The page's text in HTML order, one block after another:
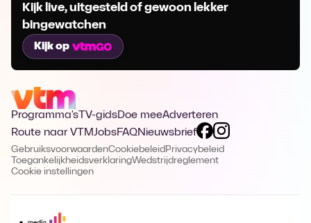
Kijk live, uitgesteld of gewoon lekker
bingewatchen
Kijk op
Programma's TV-gidsDoe meeAdverteren
Route naar VTMJobsFAQNieuwsbrief
GebruiksvoorwaardenCookiebeleid Privacybeleid
ToegankelijkheidsverklaringWedstrijdreglement
Cookie instellingen